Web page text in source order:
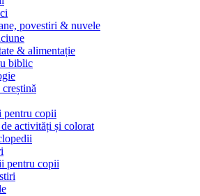
povestiri & nuvele
& alimentație
biblic
copii
activități și colorat
pentru copii